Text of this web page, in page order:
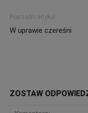
Poprzedni artykuł
W uprawie czereśni
ZOSTAW